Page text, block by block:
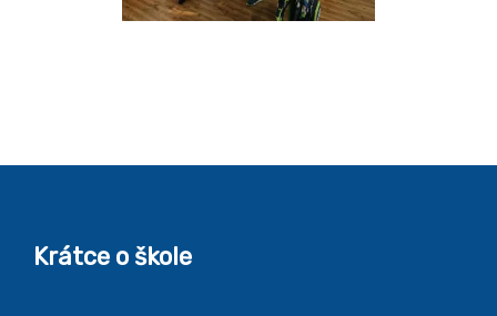
Krátce o škole